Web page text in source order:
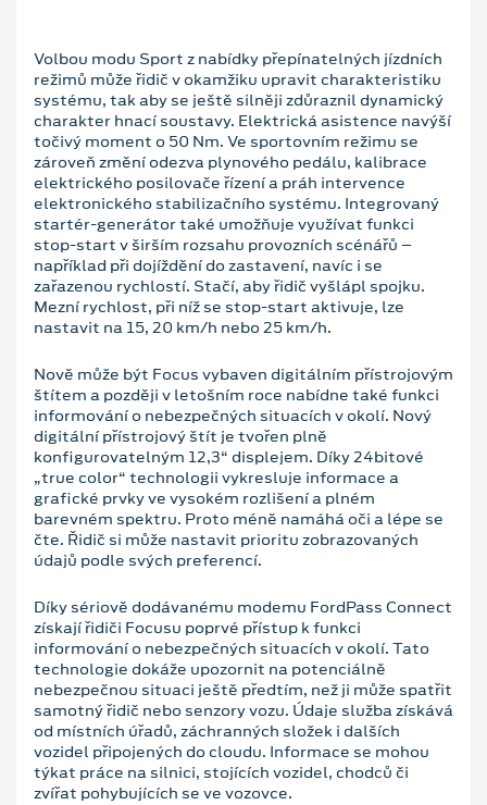
Volbou modu Sport z nabídky přepínatelných jízdních
režimů může řidič v okamžiku upravit charakteristiku
systému, tak aby se ještě silněji zdůraznil dynamický
charakter hnací soustavy. Elektrická asistence navýší
točivý moment o 50 Nm. Ve sportovním režimu se
zároveň změní odezva plynového pedálu, kalibrace
elektrického posilovače řízení a práh intervence
elektronického stabilizačního systému. Integrovaný
startér-generátor také umožňuje využívat funkci
stop-start v širším rozsahu provozních scénářů –
například při dojíždění do zastavení, navíc i se
zařazenou rychlostí. Stačí, aby řidič vyšlápl spojku.
Mezní rychlost, při níž se stop-start aktivuje, lze
nastavit na 15, 20 km/h nebo 25 km/h.
Nově může být Focus vybaven digitálním přístrojovým
štítem a později v letošním roce nabídne také funkci
informování o nebezpečných situacích v okolí. Nový
digitální přístrojový štít je tvořen plně
konfigurovatelným 12,3“ displejem. Díky 24bitové
„true color“ technologii vykresluje informace a
grafické prvky ve vysokém rozlišení a plném
barevném spektru. Proto méně namáhá oči a lépe se
čte. Řidič si může nastavit prioritu zobrazovaných
údajů podle svých preferencí.
Díky sériově dodávanému modemu FordPass Connect
získají řidiči Focusu poprvé přístup k funkci
informování o nebezpečných situacích v okolí. Tato
technologie dokáže upozornit na potenciálně
nebezpečnou situaci ještě předtím, než ji může spatřit
samotný řidič nebo senzory vozu. Údaje služba získává
od místních úřadů, záchranných složek i dalších
vozidel připojených do cloudu. Informace se mohou
týkat práce na silnici, stojících vozidel, chodců či
zvířat pohybujících se ve vozovce.